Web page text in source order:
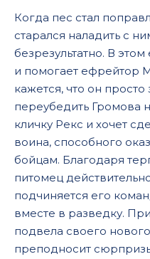
Когда пес стал
старался наладить с
безрезультатно. В
и помогает ефрейтор
кажется, что он
переубедить Громова
кличку Рекс и хочет
воина, способного
бойцам. Благодаря
питомец
подчиняется его
вместе в разведку.
подвела своего
преподносит